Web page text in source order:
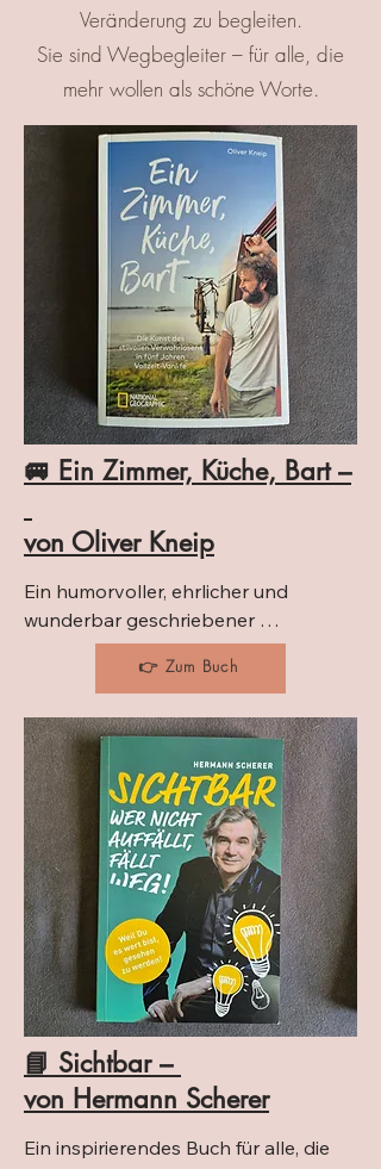
Veränderung zu begleiten.
Sie sind Wegbegleiter – für alle, die
mehr wollen als schöne Worte.
🚐 Ein Zimmer, Küche, Bart –
von Oliver Kneip
Ein humorvoller, ehrlicher und
wunderbar geschriebener
Reisebericht über das Leben im
Camper – mit all seinen Höhen, Tiefen
Oli lässt sein altes Leben hinter sich,
lebt fünf Jahre im Van und nimmt
uns mit auf eine Reise voller
Freiheitsmomente, nordischer
Nächte und französischem
Rottweilersabber.
👉 Lesetipp für alle, die mit dem
Gedanken spielen, auszubrechen –
oder einfach mitlachen wollen.
👉 Zum Buch
📘 Sichtbar –
von Hermann Scherer
Ein inspirierendes Buch für alle, die